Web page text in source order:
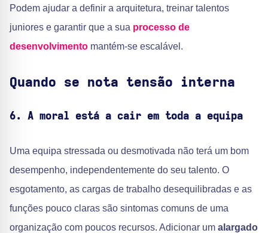
Podem ajudar a definir a arquitetura, treinar talentos
juniores e garantir que a sua processo de
desenvolvimento mantém-se escalável.
Quando se nota tensão interna
6. A moral está a cair em toda a equipa
Uma equipa stressada ou desmotivada não terá um bom
desempenho, independentemente do seu talento. O
esgotamento, as cargas de trabalho desequilibradas e as
funções pouco claras são sintomas comuns de uma
organização com poucos recursos. Adicionar um alargado